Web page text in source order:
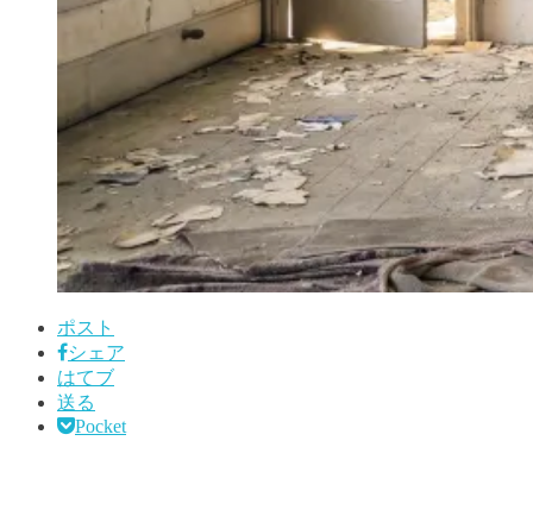
ポスト
シェア
はてブ
送る
Pocket